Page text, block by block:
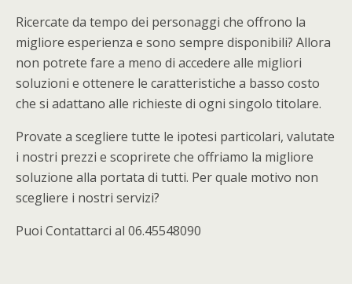
Ricercate da tempo dei personaggi che offrono la
migliore esperienza e sono sempre disponibili? Allora
non potrete fare a meno di accedere alle migliori
soluzioni e ottenere le caratteristiche a basso costo
che si adattano alle richieste di ogni singolo titolare.
Provate a scegliere tutte le ipotesi particolari, valutate
i nostri prezzi e scoprirete che offriamo la migliore
soluzione alla portata di tutti. Per quale motivo non
scegliere i nostri servizi?
Puoi Contattarci al 06.45548090